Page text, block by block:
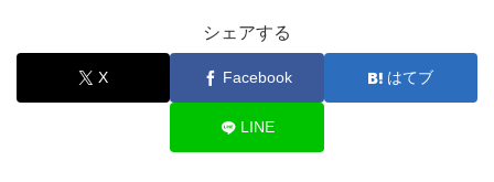
シェアする
X Facebook はてブ
LINE